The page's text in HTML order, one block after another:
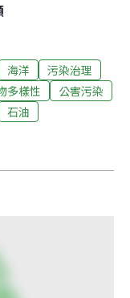
海洋
污染治理
多樣性
公害污染
石油